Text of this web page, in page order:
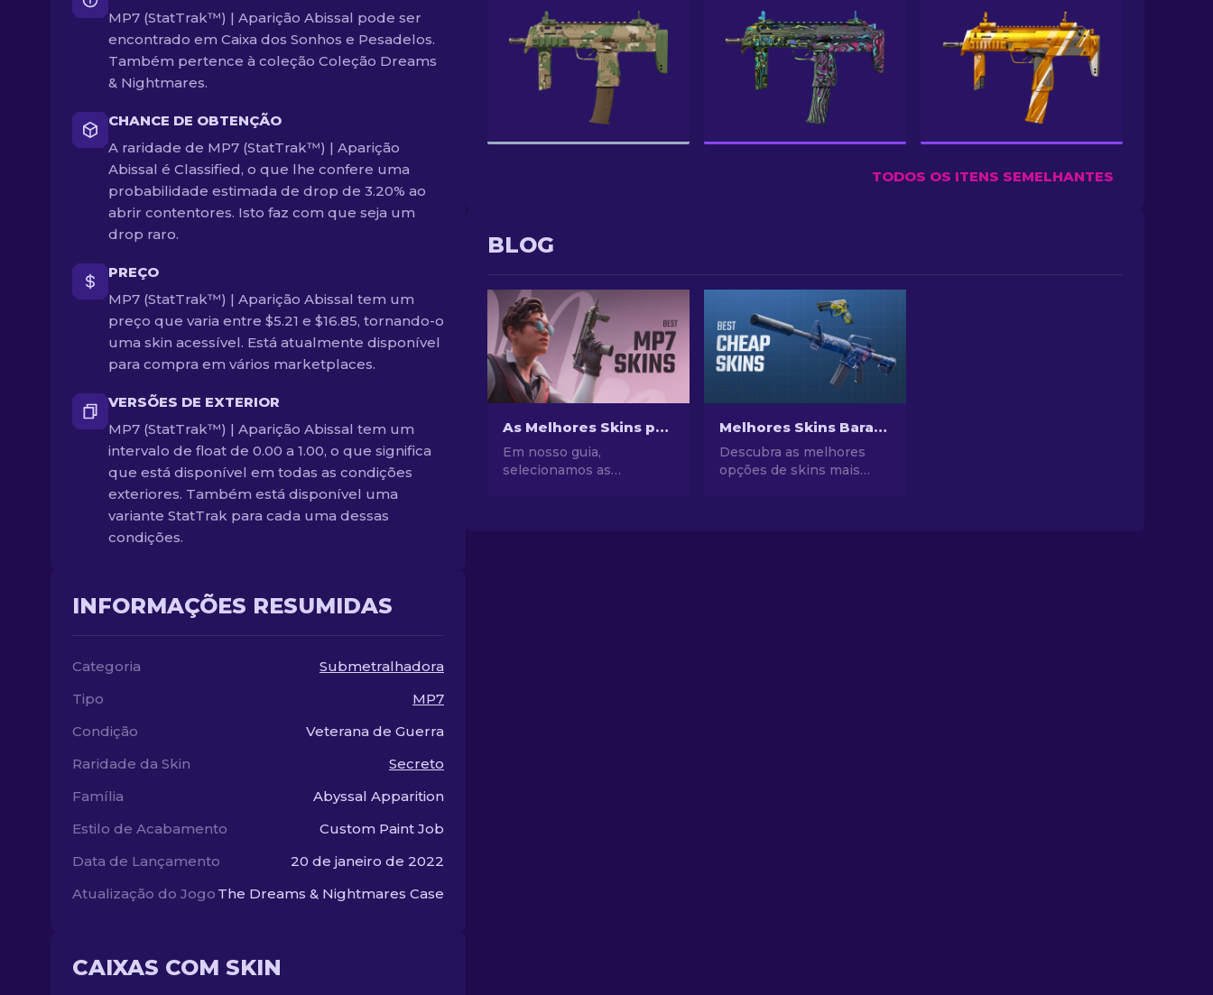
MP7 (StatTrak™) | Aparição Abissal pode ser
encontrado em Caixa dos Sonhos e Pesadelos.
Também pertence à coleção Coleção Dreams
& Nightmares.
CHANCE DE OBTENÇÃO
A raridade de MP7 (StatTrak™) | Aparição
Abissal é Classified, o que lhe confere uma
probabilidade estimada de drop de 3.20% ao
abrir contentores. Isto faz com que seja um
drop raro.
PREÇO
MP7 (StatTrak™) | Aparição Abissal tem um
preço que varia entre $5.21 e $16.85, tornando-o
uma skin acessível. Está atualmente disponível
para compra em vários marketplaces.
VERSÕES DE EXTERIOR
MP7 (StatTrak™) | Aparição Abissal tem um
intervalo de float de 0.00 a 1.00, o que significa
que está disponível em todas as condições
exteriores. Também está disponível uma
variante StatTrak para cada uma dessas
condições.
INFORMAÇÕES RESUMIDAS
Categoria
Submetralhadora
Tipo
MP7
Condição
Veterana de Guerra
Raridade da Skin
Secreto
Família
Abyssal Apparition
Estilo de Acabamento
Custom Paint Job
Data de Lançamento
20 de janeiro de 2022
Atualização do Jogo The Dreams & Nightmares Case
CAIXAS COM SKIN
TODOS OS ITENS SEMELHANTES
BLOG
As Melhores Skins para MP7 no CS2 para qualquer orçamento [2026]
Em nosso guia,
selecionamos as
Melhores Skins Baratas no CS2 [2026]
Descubra as melhores
opções de skins mais